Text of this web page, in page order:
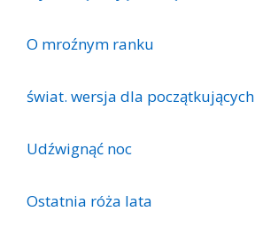
O mroźnym ranku
świat. wersja dla początkujących
Udźwignąć noc
Ostatnia róża lata